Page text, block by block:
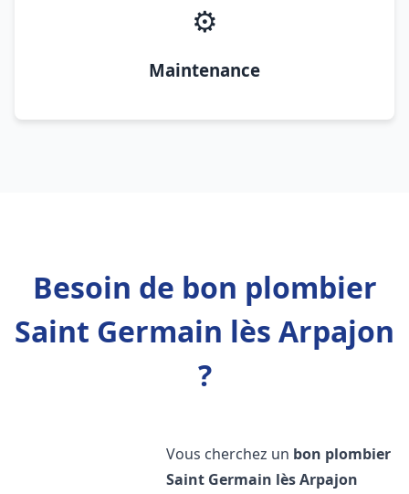
⚙️
Maintenance
Besoin de bon plombier
Saint Germain lès Arpajon
?
Vous cherchez un bon plombier
Saint Germain lès Arpajon